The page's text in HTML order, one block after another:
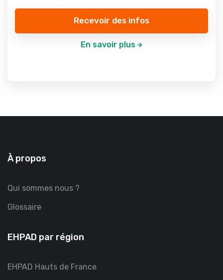
Recevoir des infos
En savoir plus
À propos
Qui sommes nous ?
Glossaire
EHPAD par région
EHPAD Hauts de France